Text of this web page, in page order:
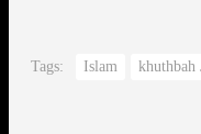
Tags: Islam khuthbah